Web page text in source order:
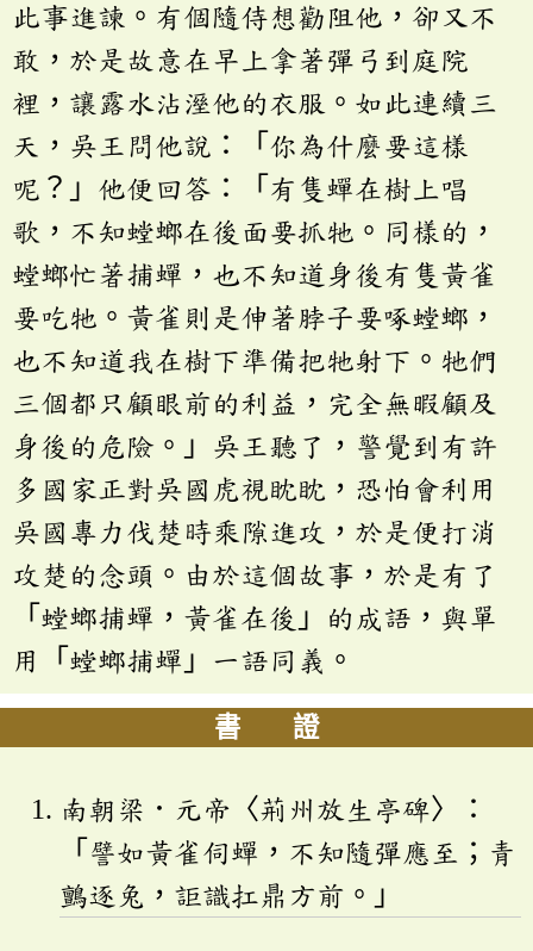
此事進諫。有個隨侍想勸阻他，卻又不
敢，於是故意在早上拿著彈弓到庭院
裡，讓露水沾溼他的衣服。如此連續三
天，吳王問他說：「你為什麼要這樣
呢？」他便回答：「有隻蟬在樹上唱
歌，不知螳螂在後面要抓牠。同樣的，
螳螂忙著捕蟬，也不知道身後有隻黃雀
要吃牠。黃雀則是伸著脖子要啄螳螂，
也不知道我在樹下準備把牠射下。牠們
三個都只顧眼前的利益，完全無暇顧及
身後的危險。」吳王聽了，警覺到有許
多國家正對吳國虎視眈眈，恐怕會利用
吳國專力伐楚時乘隙進攻，於是便打消
攻楚的念頭。由於這個故事，於是有了
「螳螂捕蟬，黃雀在後」的成語，與單
用「螳螂捕蟬」一語同義。
書 證
南朝梁．元帝〈荊州放生亭碑〉：
「譬如黃雀伺蟬，不知隨彈應至；青
鸇逐兔，詎識扛鼎方前。」